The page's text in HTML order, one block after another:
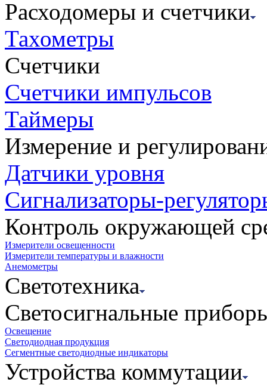
Расходомеры и счетчики
Тахометры
Счетчики
Счетчики импульсов
Таймеры
Измерение и
Датчики уровня
Сигнализаторы-
Контроль окружающей
Измерители освещенности
Измерители температуры и влажности
Анемометры
Светотехника
Светосигнальные
Освещение
Светодиодная продукция
Сегментные светодиодные индикаторы
Устройства коммутации